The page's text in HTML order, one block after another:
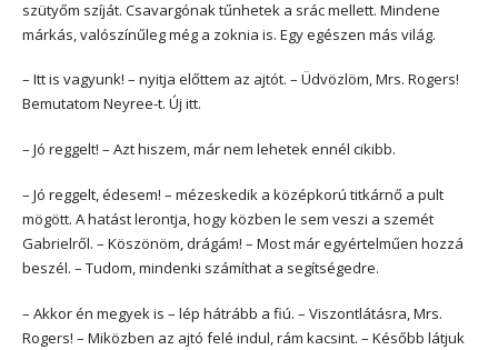
szütyőm szíját. Csavargónak tűnhetek a srác mellett. Mindene
márkás, valószínűleg még a zoknia is. Egy egészen más világ.
– Itt is vagyunk! – nyitja előttem az ajtót. – Üdvözlöm, Mrs. Rogers!
Bemutatom Neyree-t. Új itt.
– Jó reggelt! – Azt hiszem, már nem lehetek ennél cikibb.
– Jó reggelt, édesem! – mézeskedik a középkorú titkárnő a pult
mögött. A hatást lerontja, hogy közben le sem veszi a szemét
Gabrielről. – Köszönöm, drágám! – Most már egyértelműen hozzá
beszél. – Tudom, mindenki számíthat a segítségedre.
– Akkor én megyek is – lép hátrább a fiú. – Viszontlátásra, Mrs.
Rogers! – Miközben az ajtó felé indul, rám kacsint. – Később látjuk